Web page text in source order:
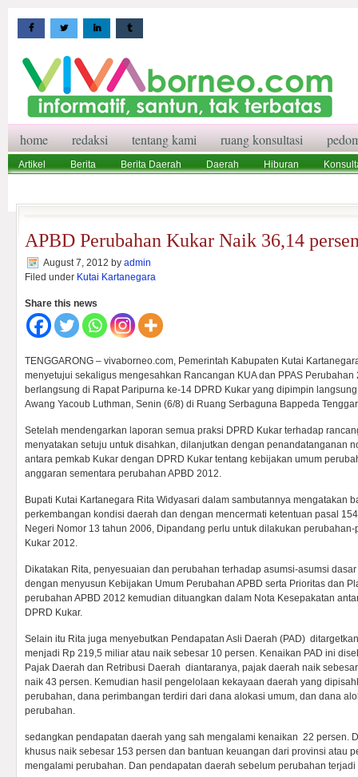
home redaksi tentang kami ruang konsultasi
Artikel Berita Berita Daerah Daerah Hiburan
APBD Perubahan Kukar Naik 36,14
August 7, 2012 by admin
Filed under Kutai Kartanegara
Share this news
TENGGARONG – vivaborneo.com, Pemerintah Kabupaten Kutai
menyetujui sekaligus mengesahkan Rancangan KUA dan PPAS
berlangsung di Rapat Paripurna ke-14 DPRD Kukar yang dipimpin
Awang Yacoub Luthman, Senin (6/8) di Ruang Serbaguna Bappeda
Setelah mendengarkan laporan semua praksi DPRD Kukar terhadap
menyatakan setuju untuk disahkan, dilanjutkan dengan penandatanganan
antara pemkab Kukar dengan DPRD Kukar tentang kebijakan umum
anggaran sementara perubahan APBD 2012.
Bupati Kutai Kartanegara Rita Widyasari dalam sambutannya mengatakan
perkembangan kondisi daerah dan dengan mencermati ketentuan pasal
Negeri Nomor 13 tahun 2006, Dipandang perlu untuk dilakukan
Kukar 2012.
Dikatakan Rita, penyesuaian dan perubahan terhadap asumsi-asumsi
dengan menyusun Kebijakan Umum Perubahan APBD serta Prioritas dan
perubahan APBD 2012 kemudian dituangkan dalam Nota Kesepakatan
DPRD Kukar.
Selain itu Rita juga menyebutkan Pendapatan Asli Daerah (PAD)
menjadi Rp 219,5 miliar atau naik sebesar 10 persen. Kenaikan PAD ini
Pajak Daerah dan Retribusi Daerah diantaranya, pajak daerah naik
naik 43 persen. Kemudian hasil pengelolaan kekayaan daerah yang
perubahan, dana perimbangan terdiri dari dana alokasi umum, dan dana
perubahan.
sedangkan pendapatan daerah yang sah mengalami kenaikan 22 persen.
khusus naik sebesar 153 persen dan bantuan keuangan dari provinsi atau
mengalami perubahan. Dan pendapatan daerah sebelum perubahan